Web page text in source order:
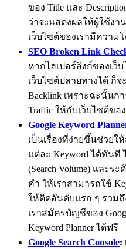
ของ Title และ
ว่าจะแสดงผลให้ผู้ใช้งา
เว็บไซต์ของเรามีความ
SEO Broken Link
หากไฮเปอร์ลิงก์ของเว็
เว็บไซต์ปลายทางได้ ก็จ
Backlink เพราะฉะนั้นก
Traffic ให้กับเว็บไซต์ขอ
Google Keyword
เป็นเรื่องที่ง่ายขึ้นช่วยใ
แต่ละ Keyword ได้ทันที
(Search Volume) และระ
คำ ให้เราสามารถใช้
ให้ติดอันดับแรก ๆ รวม
เราสมัครบัญชีของ
Keyword Planner ได้ฟรี
Google Search Console: